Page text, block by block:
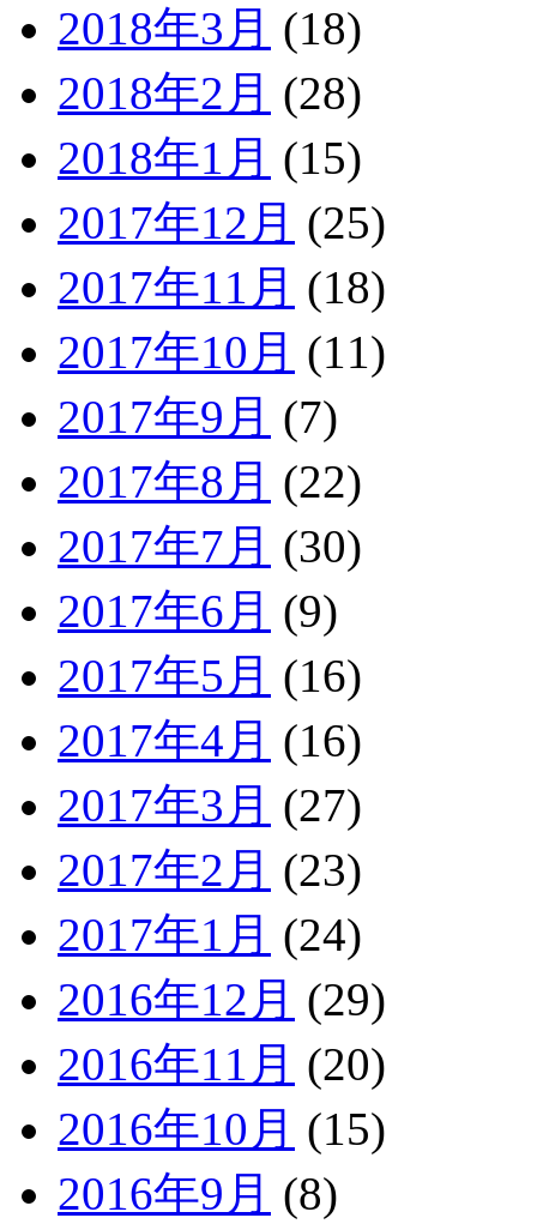
2018年3月 (18)
2018年2月 (28)
2018年1月 (15)
2017年12月 (25)
2017年11月 (18)
2017年10月 (11)
2017年9月 (7)
2017年8月 (22)
2017年7月 (30)
2017年6月 (9)
2017年5月 (16)
2017年4月 (16)
2017年3月 (27)
2017年2月 (23)
2017年1月 (24)
2016年12月 (29)
2016年11月 (20)
2016年10月 (15)
2016年9月 (8)